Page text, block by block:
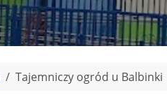
Tajemniczy ogród u Balbinki